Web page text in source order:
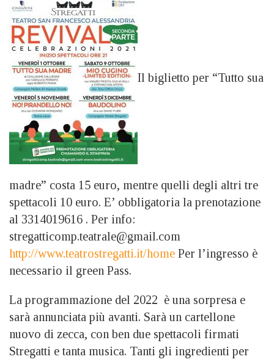
Il biglietto per “Tutto sua
madre” costa 15 euro, mentre quelli degli altri tre
spettacoli 10 euro. E’ obbligatoria la prenotazione
al 3314019616 . Per info:
stregatticomp.teatrale@gmail.com
http://www.teatrostregatti.it/home Per l’ingresso è
necessario il green Pass.
La programmazione del 2022 è una sorpresa e
sarà annunciata più avanti. Sarà un cartellone
nuovo di zecca, con ben due spettacoli firmati
Stregatti e tanta musica. Tanti gli ingredienti per